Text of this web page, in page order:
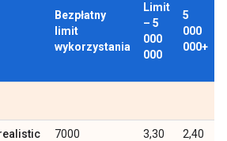
Bezpłatny
limit
wykorzystania
Limit
– 5
000
000
5
000
000+
7000
3,30
2,40